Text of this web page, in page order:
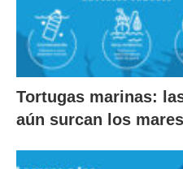
Tortugas marinas:
aún surcan los mares